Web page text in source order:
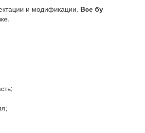
и модификации. Все бу